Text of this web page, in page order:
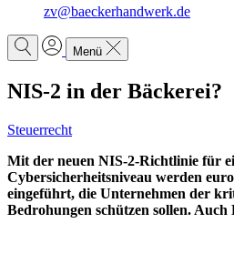
zv@baeckerhandwerk.de
Menü
NIS-2 in der Bäckerei?
Steuerrecht
Mit der neuen NIS-2-Richtlinie für
Cybersicherheitsniveau werden
eingeführt, die Unternehmen der
Bedrohungen schützen sollen.